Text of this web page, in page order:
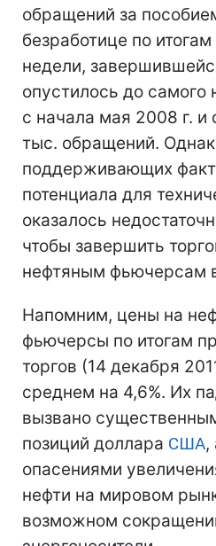
обращений за
безработице по итогам
недели,
опустилось до самого
с начала мая 2008 г. и
тыс. обращений.
поддерживающих
потенциала для
оказалось
чтобы завершить
нефтяным фьючерсам
Напомним, цены на
фьючерсы по итогам
торгов (14 декабря
среднем на 4,6%. Их
вызвано
позиций доллара США,
опасениями
нефти на мировом
возможном